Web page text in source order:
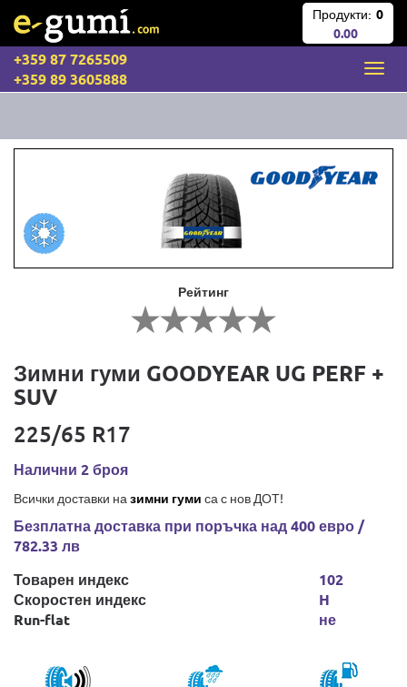
Продукти: 0
0.00
+359 87 7265509
+359 89 3605888
Рейтинг
Зимни гуми GOODYEAR UG PERF +
SUV
225/65 R17
Налични 2 броя
Всички доставки на зимни гуми са с нов ДОТ!
Безплатна доставка при поръчка над 400 евро /
782.33 лв
Товарен индекс
Скоростен индекс
Run-flat
102
H
не